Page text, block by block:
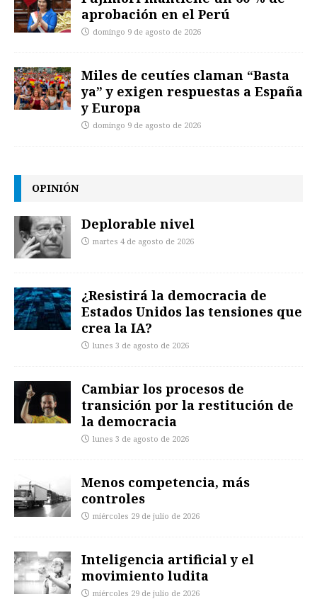
aprobación en el Perú
domingo 9 de agosto de 2026
Miles de ceutíes claman “Basta
ya” y exigen respuestas a España
y Europa
domingo 9 de agosto de 2026
OPINIÓN
Deplorable nivel
martes 4 de agosto de 2026
¿Resistirá la democracia de
Estados Unidos las tensiones que
crea la IA?
lunes 3 de agosto de 2026
Cambiar los procesos de
transición por la restitución de
la democracia
lunes 3 de agosto de 2026
Menos competencia, más
controles
miércoles 29 de julio de 2026
Inteligencia artificial y el
movimiento ludita
miércoles 29 de julio de 2026